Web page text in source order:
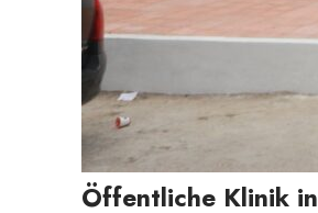
Öffentliche Klinik in